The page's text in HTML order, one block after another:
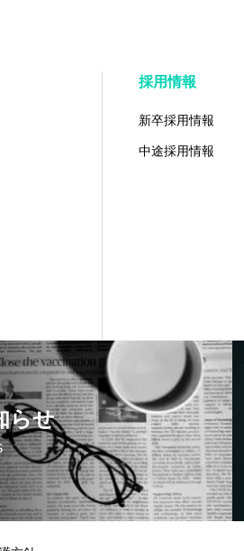
採用情報
新卒採用情報
中途採用情報
らせ